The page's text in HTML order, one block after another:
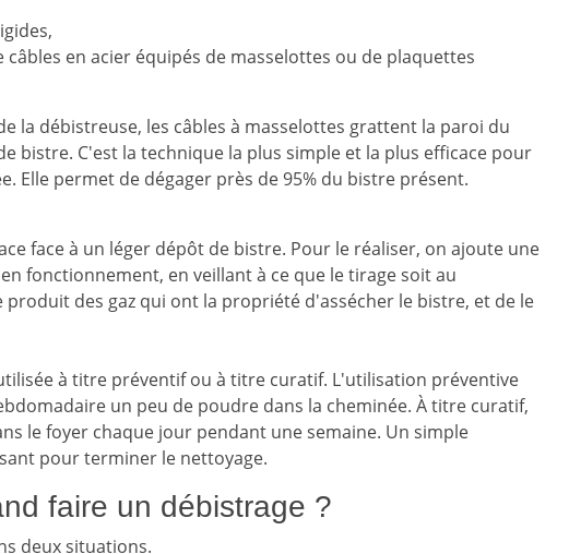
en acier équipés de masselottes ou de plaquettes
la débistreuse, les câbles à masselottes grattent la paroi du
bistre. C'est la technique la plus simple et la plus efficace pour
Elle permet de dégager près de 95% du bistre présent.
face à un léger dépôt de bistre. Pour le réaliser, on ajoute une
fonctionnement, en veillant à ce que le tirage soit au
des gaz qui ont la propriété d'assécher le bistre, et de le
à titre préventif ou à titre curatif. L'utilisation préventive
un peu de poudre dans la cheminée. À titre curatif,
le foyer chaque jour pendant une semaine. Un simple
pour terminer le nettoyage.
faire un débistrage ?
deux situations.